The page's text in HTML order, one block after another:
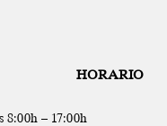
HORARIO
8:00h – 17:00h